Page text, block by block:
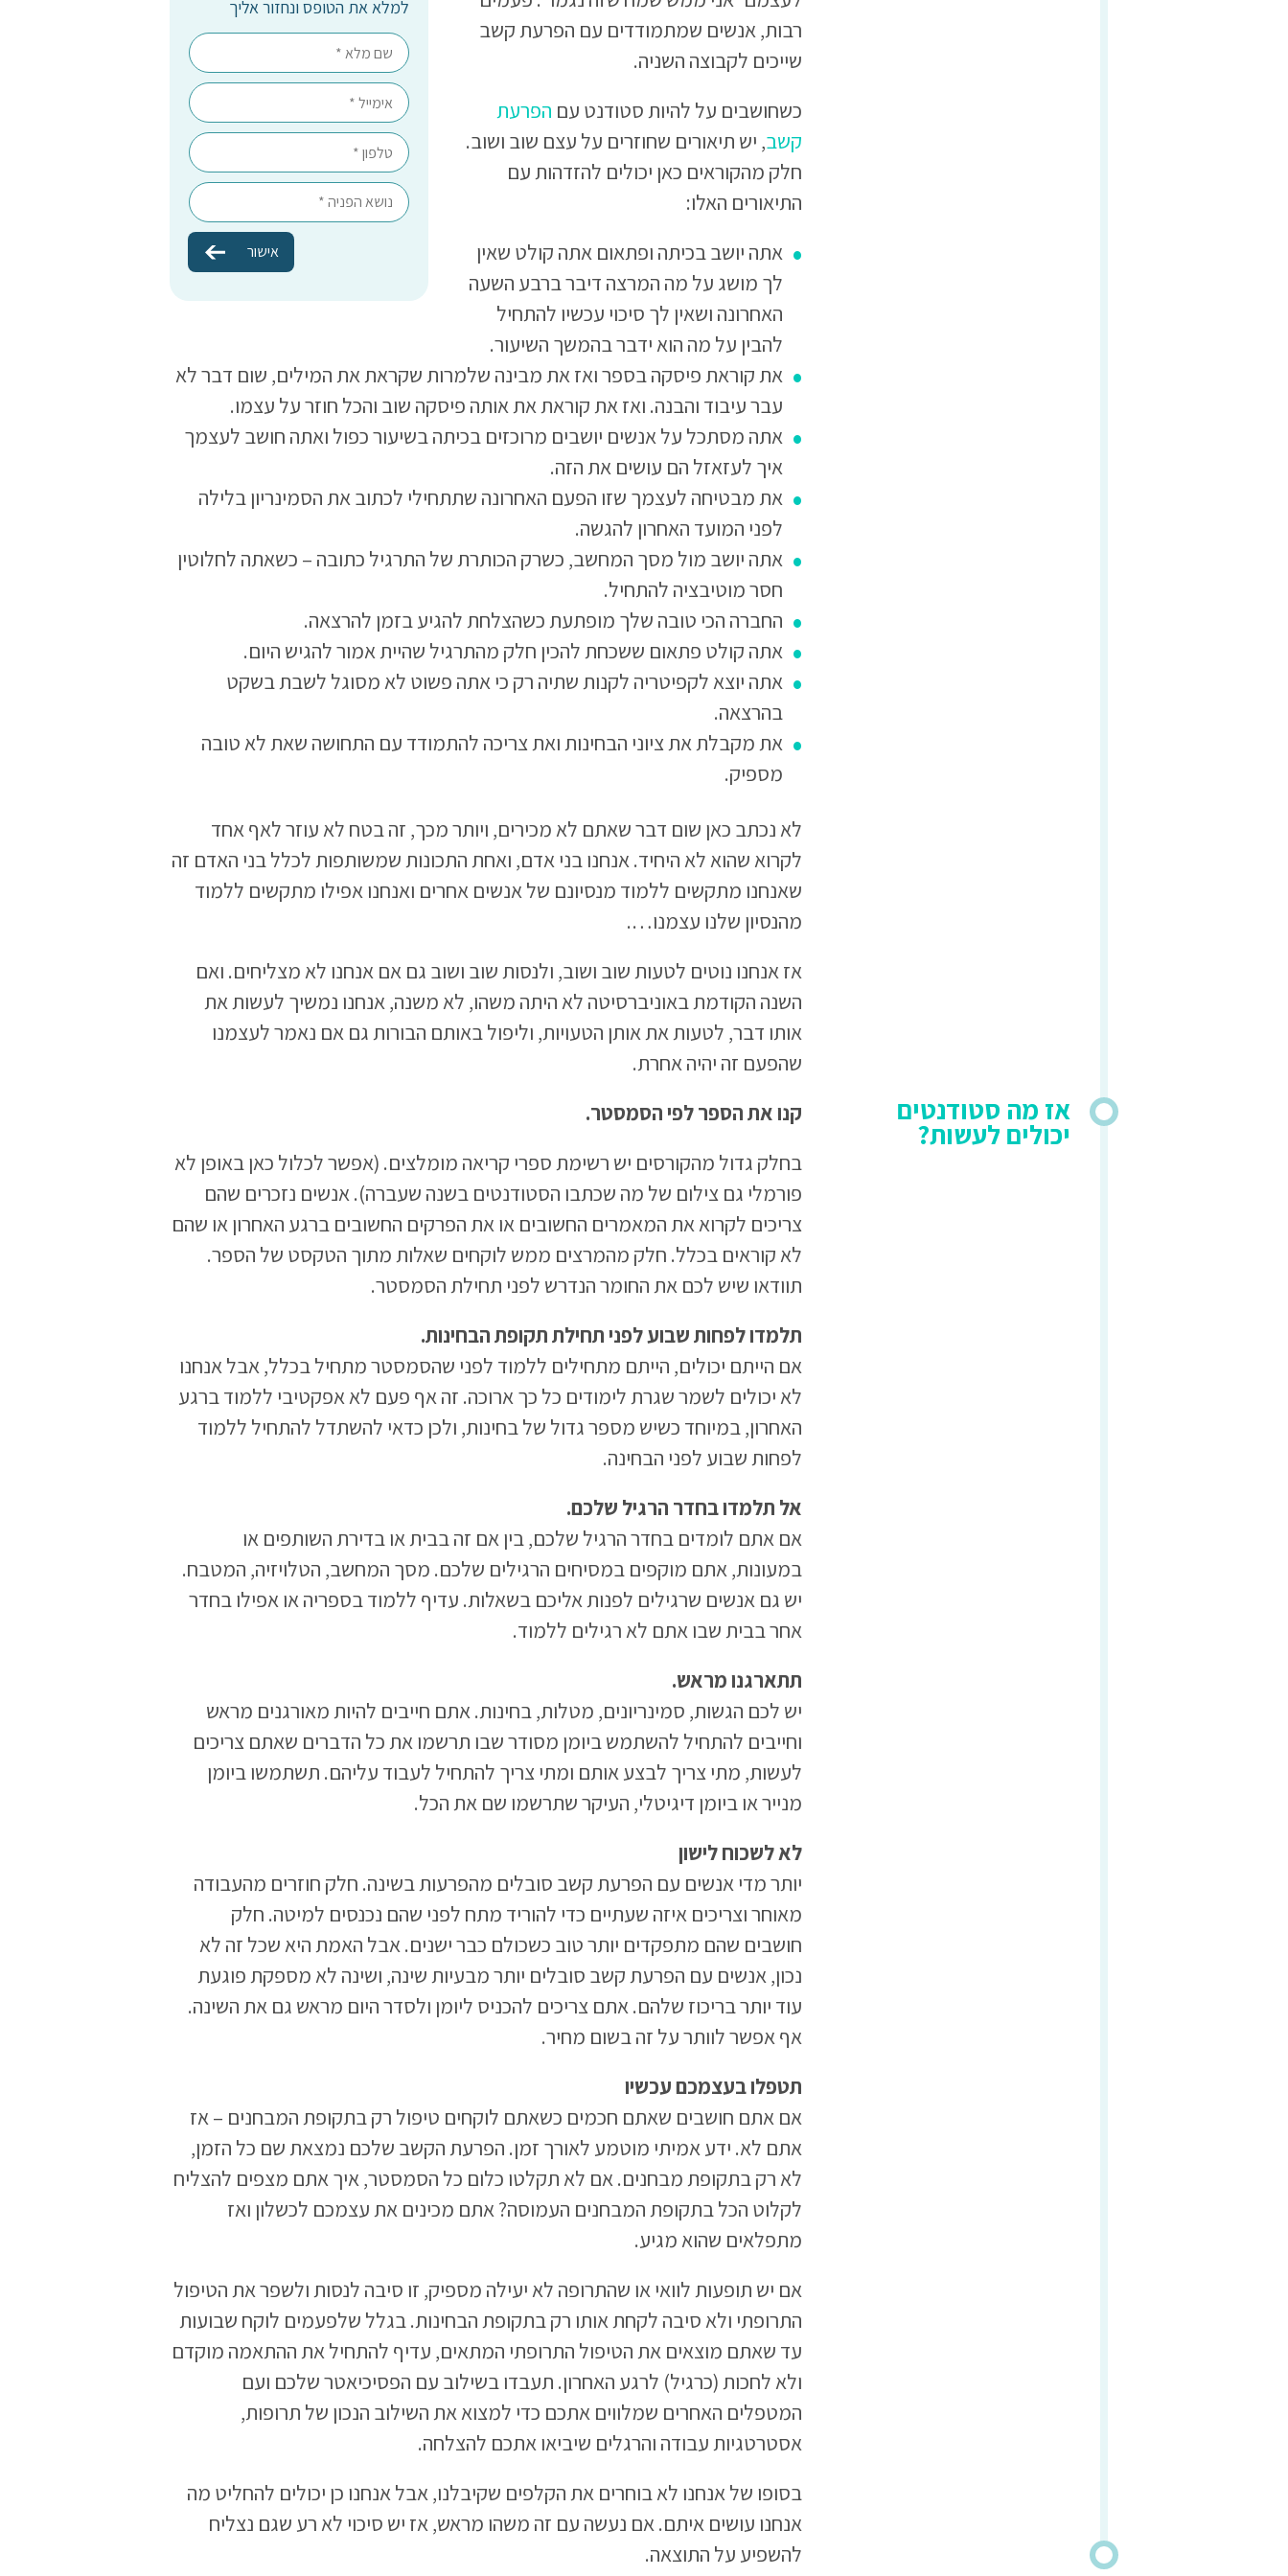
למלא את הטופס ונחזור אליך
רבות, אנשים שמתמודדים עם הפרעת קשב
שייכים לקבוצה השניה.
כשחושבים על להיות סטודנט עם הפרעת
קשב, יש תיאורים שחוזרים על עצם שוב ושוב.
חלק מהקוראים כאן יכולים להזדהות עם
התיאורים האלו:
אתה יושב בכיתה ופתאום אתה קולט שאין
לך מושג על מה המרצה דיבר ברבע השעה
האחרונה ושאין לך סיכוי עכשיו להתחיל
להבין על מה הוא ידבר בהמשך השיעור.
את קוראת פיסקה בספר ואז את מבינה שלמרות שקראת את המילים, שום דבר לא
עבר עיבוד והבנה. ואז את קוראת את אותה פיסקה שוב והכל חוזר על עצמו.
אתה מסתכל על אנשים יושבים מרוכזים בכיתה בשיעור כפול ואתה חושב לעצמך
איך לעזאזל הם עושים את הזה.
את מבטיחה לעצמך שזו הפעם האחרונה שתתחילי לכתוב את הסמינריון בלילה
לפני המועד האחרון להגשה.
אתה יושב מול מסך המחשב, כשרק הכותרת של התרגיל כתובה – כשאתה לחלוטין
חסר מוטיבציה להתחיל.
החברה הכי טובה שלך מופתעת כשהצלחת להגיע בזמן להרצאה.
אתה קולט פתאום ששכחת להכין חלק מהתרגיל שהיית אמור להגיש היום.
אתה יוצא לקפיטריה לקנות שתיה רק כי אתה פשוט לא מסוגל לשבת בשקט
בהרצאה.
את מקבלת את ציוני הבחינות ואת צריכה להתמודד עם התחושה שאת לא טובה
מספיק.
לא נכתב כאן שום דבר שאתם לא מכירים, ויותר מכך, זה בטח לא עוזר לאף אחד
לקרוא שהוא לא היחיד. אנחנו בני אדם, ואחת התכונות שמשותפות לכלל בני האדם זה
שאנחנו מתקשים ללמוד מנסיונם של אנשים אחרים ואנחנו אפילו מתקשים ללמוד
מהנסיון שלנו עצמנו….
אז אנחנו נוטים לטעות שוב ושוב, ולנסות שוב ושוב גם אם אנחנו לא מצליחים. ואם
השנה הקודמת באוניברסיטה לא היתה משהו, לא משנה, אנחנו נמשיך לעשות את
אותו דבר, לטעות את אותן הטעויות, וליפול באותם הבורות גם אם נאמר לעצמנו
שהפעם זה יהיה אחרת.
אז מה סטודנטים
יכולים לעשות?
קנו את הספר לפי הסמסטר.
בחלק גדול מהקורסים יש רשימת ספרי קריאה מומלצים. (אפשר לכלול כאן באופן לא
פורמלי גם צילום של מה שכתבו הסטודנטים בשנה שעברה). אנשים נזכרים שהם
צריכים לקרוא את המאמרים החשובים או את הפרקים החשובים ברגע האחרון או שהם
לא קוראים בכלל. חלק מהמרצים ממש לוקחים שאלות מתוך הטקסט של הספר.
תוודאו שיש לכם את החומר הנדרש לפני תחילת הסמסטר.
תלמדו לפחות שבוע לפני תחילת תקופת הבחינות.
אם הייתם יכולים, הייתם מתחילים ללמוד לפני שהסמסטר מתחיל בכלל, אבל אנחנו
לא יכולים לשמר שגרת לימודים כל כך ארוכה. זה אף פעם לא אפקטיבי ללמוד ברגע
האחרון, במיוחד כשיש מספר גדול של בחינות, ולכן כדאי להשתדל להתחיל ללמוד
לפחות שבוע לפני הבחינה.
אל תלמדו בחדר הרגיל שלכם.
אם אתם לומדים בחדר הרגיל שלכם, בין אם זה בבית או בדירת השותפים או
במעונות, אתם מוקפים במסיחים הרגילים שלכם. מסך המחשב, הטלויזיה, המטבח.
יש גם אנשים שרגילים לפנות אליכם בשאלות. עדיף ללמוד בספריה או אפילו בחדר
אחר בבית שבו אתם לא רגילים ללמוד.
תתארגנו מראש.
יש לכם הגשות, סמינריונים, מטלות, בחינות. אתם חייבים להיות מאורגנים מראש
וחייבים להתחיל להשתמש ביומן מסודר שבו תרשמו את כל הדברים שאתם צריכים
לעשות, מתי צריך לבצע אותם ומתי צריך להתחיל לעבוד עליהם. תשתמשו ביומן
מנייר או ביומן דיגיטלי, העיקר שתרשמו שם את הכל.
לא לשכוח לישון
יותר מדי אנשים עם הפרעת קשב סובלים מהפרעות בשינה. חלק חוזרים מהעבודה
מאוחר וצריכים איזה שעתיים כדי להוריד מתח לפני שהם נכנסים למיטה. חלק
חושבים שהם מתפקדים יותר טוב כשכולם כבר ישנים. אבל האמת היא שכל זה לא
נכון, אנשים עם הפרעת קשב סובלים יותר מבעיות שינה, ושינה לא מספקת פוגעת
עוד יותר בריכוז שלהם. אתם צריכים להכניס ליומן ולסדר היום מראש גם את השינה.
אף אפשר לוותר על זה בשום מחיר.
תטפלו בעצמכם עכשיו
אם אתם חושבים שאתם חכמים כשאתם לוקחים טיפול רק בתקופת המבחנים – אז
אתם לא. ידע אמיתי מוטמע לאורך זמן. הפרעת הקשב שלכם נמצאת שם כל הזמן,
לא רק בתקופת מבחנים. אם לא תקלטו כלום כל הסמסטר, איך אתם מצפים להצליח
לקלוט הכל בתקופת המבחנים העמוסה? אתם מכינים את עצמכם לכשלון ואז
מתפלאים שהוא מגיע.
אם יש תופעות לוואי או שהתרופה לא יעילה מספיק, זו סיבה לנסות ולשפר את הטיפול
התרופתי ולא סיבה לקחת אותו רק בתקופת הבחינות. בגלל שלפעמים לוקח שבועות
עד שאתם מוצאים את הטיפול התרופתי המתאים, עדיף להתחיל את ההתאמה מוקדם
ולא לחכות (כרגיל) לרגע האחרון. תעבדו בשילוב עם הפסיכיאטר שלכם ועם
המטפלים האחרים שמלווים אתכם כדי למצוא את השילוב הנכון של תרופות,
אסטרטגיות עבודה והרגלים שיביאו אתכם להצלחה.
בסופו של אנחנו לא בוחרים את הקלפים שקיבלנו, אבל אנחנו כן יכולים להחליט מה
אנחנו עושים איתם. אם נעשה עם זה משהו מראש, אז יש סיכוי לא רע שגם נצליח
להשפיע על התוצאה.